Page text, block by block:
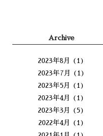
Archive
2023年8月
(1)
2023年7月
(1)
2023年5月
(1)
2023年4月
(1)
2023年3月
(5)
2022年4月
(1)